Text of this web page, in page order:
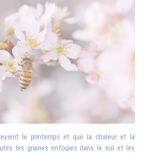
le printemps et que la chaleur et la
les graines enfouies dans le sol et les